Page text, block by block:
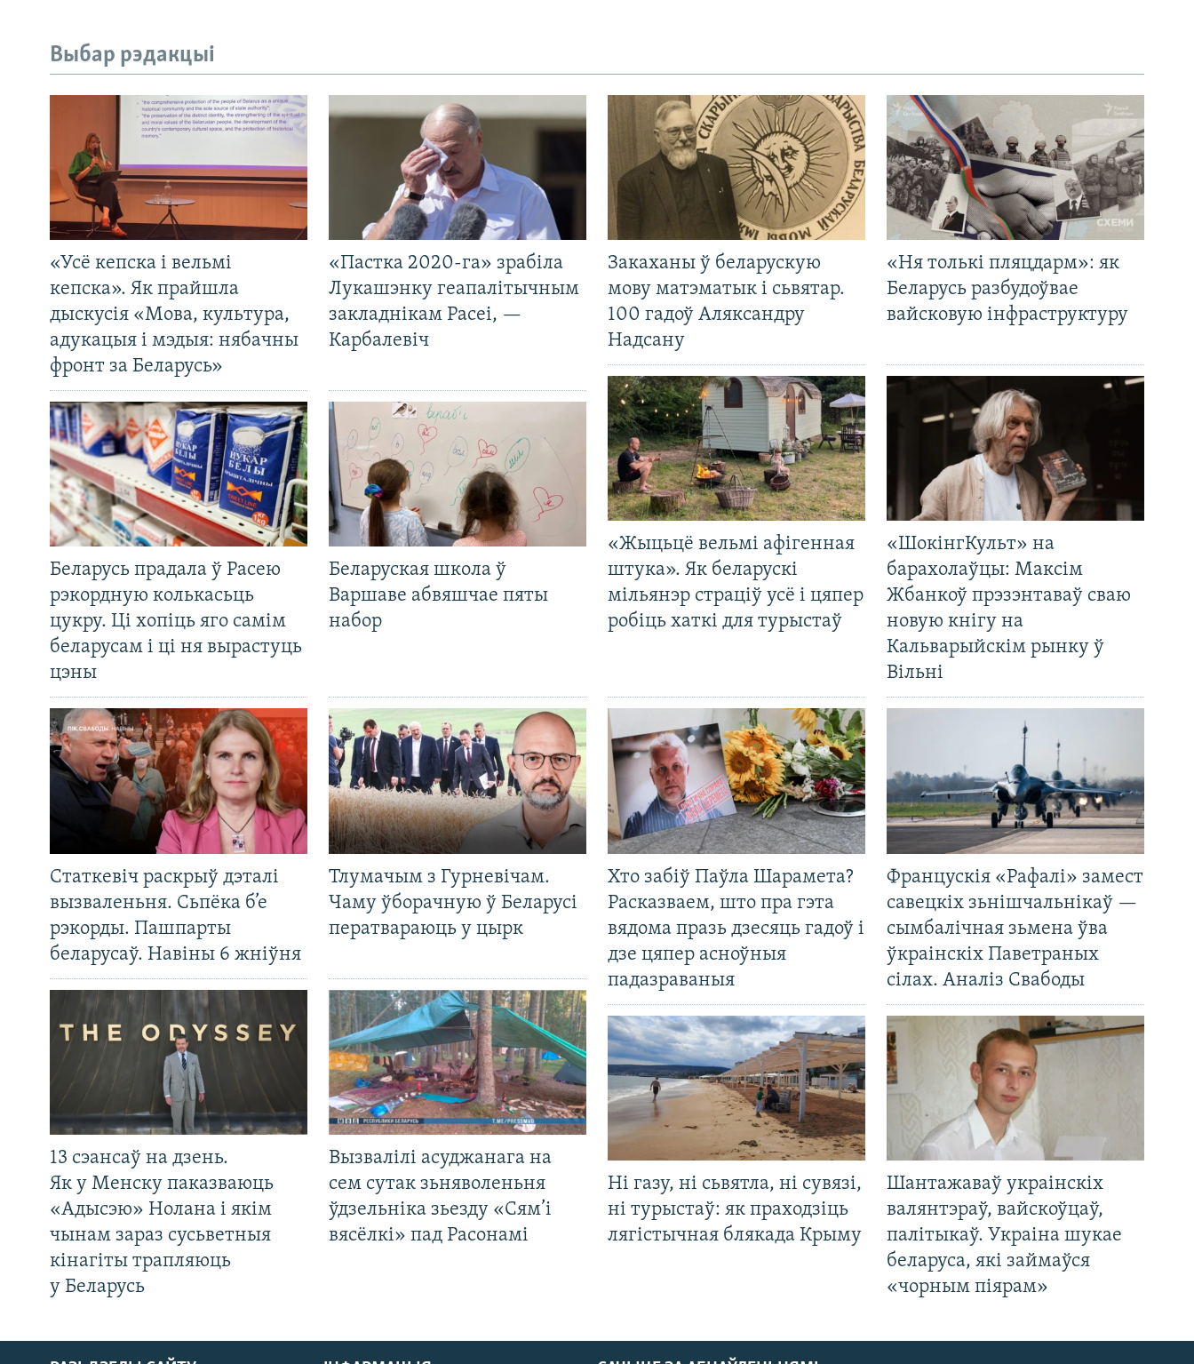
Выбар рэдакцыі
«Усё кепска і вельмі
кепска». Як прайшла
дыскусія «Мова, культура,
адукацыя і мэдыя: нябачны
фронт за Беларусь»
«Пастка 2020-га» зрабіла
Лукашэнку геапалітычным
закладнікам Расеі, —
Карбалевіч
Беларусь прадала ў Расею
рэкордную колькасьць
цукру. Ці хопіць яго самім
беларусам і ці ня вырастуць
цэны
Беларуская школа ў
Варшаве абвяшчае пяты
набор
Статкевіч раскрыў дэталі
вызваленьня. Сьпёка б’е
рэкорды. Пашпарты
беларусаў. Навіны 6 жніўня
Тлумачым з Гурневічам.
Чаму ўборачную ў Беларусі
ператвараюць у цырк
13 сэансаў на дзень.
Як у Менску паказваюць
«Адысэю» Нолана і якім
чынам зараз сусьветныя
кінагіты трапляюць
у Беларусь
Вызвалілі асуджанага на
сем сутак зьняволеньня
ўдзельніка зьезду «Сям’і
вясёлкі» пад Расонамі
Закаханы ў беларускую
мову матэматык і сьвятар.
100 гадоў Аляксандру
Надсану
«Ня толькі пляцдарм»: як
Беларусь разбудоўвае
вайсковую інфраструктуру
«Жыцьцё вельмі афігенная
штука». Як беларускі
мільянэр страціў усё і цяпер
робіць хаткі для турыстаў
«ШокінгКульт» на
барахолаўцы: Максім
Жбанкоў прэзэнтаваў сваю
новую кнігу на
Кальварыйскім рынку ў
Вільні
Хто забіў Паўла Шарамета?
Расказваем, што пра гэта
вядома празь дзесяць гадоў і
дзе цяпер асноўныя
падазраваныя
Францускія «Рафалі» замест
савецкіх зьнішчальнікаў —
сымбалічная зьмена ўва
ўкраінскіх Паветраных
сілах. Аналіз Свабоды
Ні газу, ні сьвятла, ні сувязі,
ні турыстаў: як праходзіць
лягістычная блякада Крыму
Шантажаваў украінскіх
валянтэраў, вайскоўцаў,
палітыкаў. Украіна шукае
беларуса, які займаўся
«чорным піярам»